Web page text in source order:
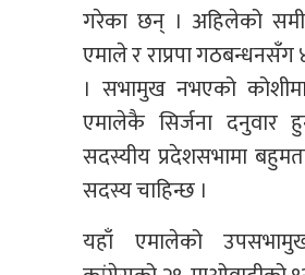
गरेका छन् । अहिलेको
एमाले र राप्रपा
। सभामुख नभएको
एमालेकै सिर्जना दनुवार
सदस्यीय प्रदेशसभामा
सदस्य चाहिन्छ ।
यहाँ एमालेको